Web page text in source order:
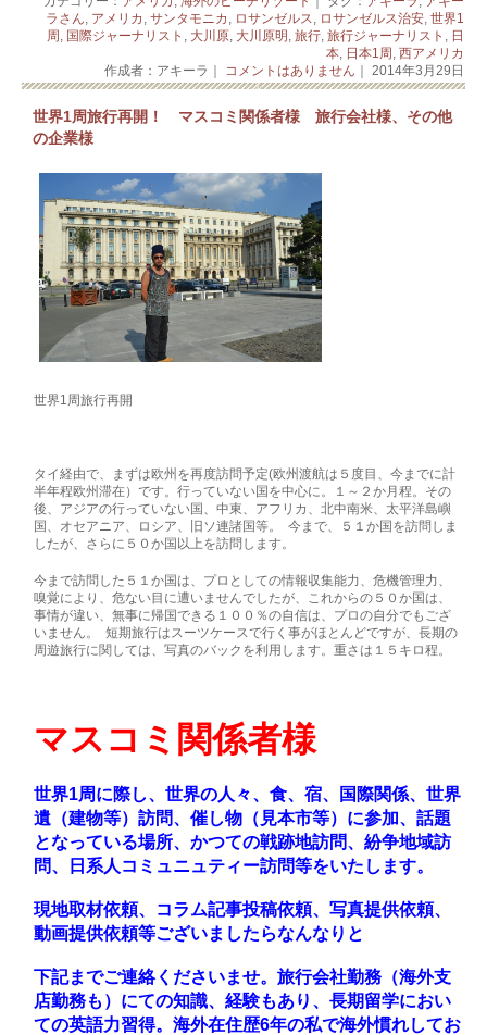
ラさん, アメリカ , サンタモニカ , ロサンゼルス, ロサンゼルス治安, 世界1
周 , 国際ジャーナリスト , 大川原, 大川原明 , 旅行, 旅行ジャーナリスト , 日
本, 日本1周 , 西アメリカ
作成者：アキーラ｜ コメントはありません ｜ 2014年3月29日
世界1周旅行再開！ マスコミ関係者様 旅行会社様、その他
の企業様
世界1周旅行再開
タイ経由で、まずは欧州を再度訪問予定(欧州渡航は５度目、今までに計
半年程欧州滞在）です。行っていない国を中心に。１～２か月程。その
後、アジアの行っていない国、中東、アフリカ、北中南米、太平洋島嶼
国、オセアニア、ロシア、旧ソ連諸国等。 今まで、５１か国を訪問しま
したが、さらに５０か国以上を訪問します。
今まで訪問した５１か国は、プロとしての情報収集能力、危機管理力、
嗅覚により、危ない目に遭いませんでしたが、これからの５０か国は、
事情が違い、無事に帰国できる１００％の自信は、プロの自分でもござ
いません。 短期旅行はスーツケースで行く事がほとんどですが、長期の
周遊旅行に関しては、写真のバックを利用します。重さは１５キロ程。
マスコミ関係者様
世界1周に際し、世界の人々、食、宿、国際関係、世界
遺（建物等）訪問、催し物（見本市等）に参加、話題
となっている場所、かつての戦跡地訪問、紛争地域訪
問、日系人コミュニュティー訪問等をいたします。
現地取材依頼、コラム記事投稿依頼、写真提供依頼、
動画提供依頼等ございましたらなんなりと
下記までご連絡くださいませ。旅行会社勤務（海外支
店勤務も）にての知識、経験もあり、長期留学におい
ての英語力習得。海外在住歴6年の私で海外慣れしてお